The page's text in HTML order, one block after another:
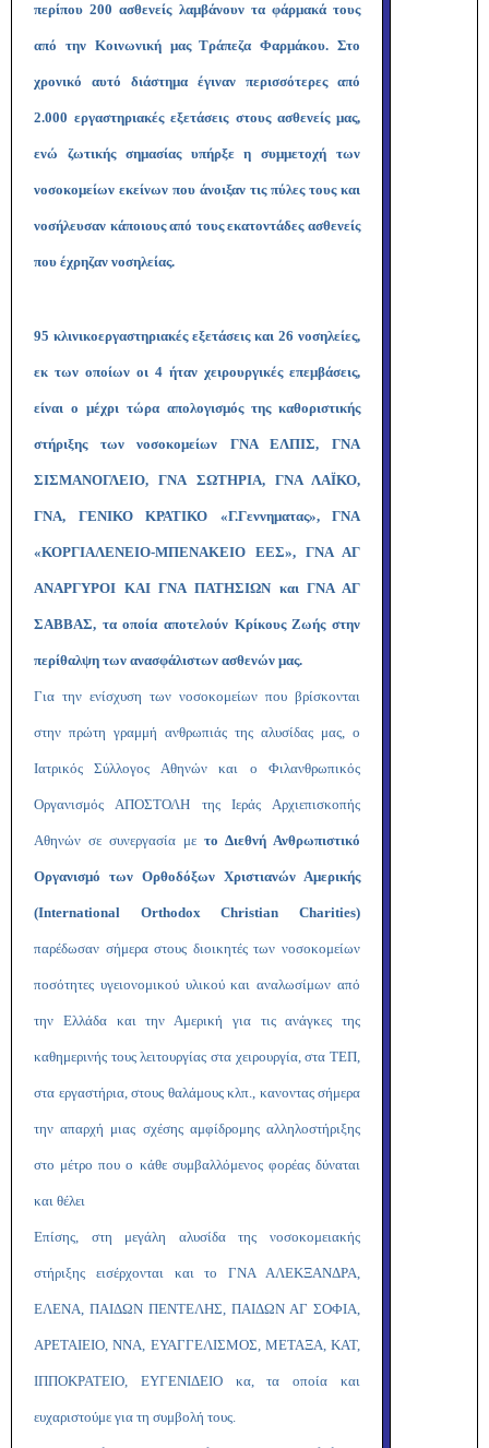
περίπου 200 ασθενείς λαμβάνουν τα φάρμακά τους
από την Κοινωνική μας Τράπεζα Φαρμάκου. Στο
χρονικό αυτό διάστημα έγιναν περισσότερες από
2.000 εργαστηριακές εξετάσεις στους ασθενείς μας,
ενώ ζωτικής σημασίας υπήρξε η συμμετοχή των
νοσοκομείων εκείνων που άνοιξαν τις πύλες τους και
νοσήλευσαν κάποιους από τους εκατοντάδες ασθενείς
που έχρηζαν νοσηλείας.
95 κλινικοεργαστηριακές εξετάσεις και 26 νοσηλείες,
εκ των οποίων οι 4 ήταν χειρουργικές επεμβάσεις,
είναι ο μέχρι τώρα απολογισμός της καθοριστικής
στήριξης των νοσοκομείων ΓΝΑ ΕΛΠΙΣ, ΓΝΑ
ΣΙΣΜΑΝΟΓΛΕΙΟ, ΓΝΑ ΣΩΤΗΡΙΑ, ΓΝΑ ΛΑΪΚΟ,
ΓΝΑ, ΓΕΝΙΚΟ ΚΡΑΤΙΚΟ «Γ.Γεννηματας», ΓΝΑ
«ΚΟΡΓΙΑΛΕΝΕΙΟ-ΜΠΕΝΑΚΕΙΟ ΕΕΣ», ΓΝΑ ΑΓ
ΑΝΑΡΓΥΡΟΙ ΚΑΙ ΓΝΑ ΠΑΤΗΣΙΩΝ και ΓΝΑ ΑΓ
ΣΑΒΒΑΣ, τα οποία αποτελούν Κρίκους Ζωής στην
περίθαλψη των ανασφάλιστων ασθενών μας.
Για την ενίσχυση των νοσοκομείων που βρίσκονται
στην πρώτη γραμμή ανθρωπιάς της αλυσίδας μας, ο
Ιατρικός Σύλλογος Αθηνών και ο Φιλανθρωπικός
Οργανισμός ΑΠΟΣΤΟΛΗ της Ιεράς Αρχιεπισκοπής
Αθηνών σε συνεργασία με το Διεθνή Ανθρωπιστικό
Οργανισμό των Ορθοδόξων Χριστιανών Αμερικής
(International Orthodox Christian Charities)
παρέδωσαν σήμερα στους διοικητές των νοσοκομείων
ποσότητες υγειονομικού υλικού και αναλωσίμων από
την Ελλάδα και την Αμερική για τις ανάγκες της
καθημερινής τους λειτουργίας στα χειρουργία, στα ΤΕΠ,
στα εργαστήρια, στους θαλάμους κλπ., κανοντας σήμερα
την απαρχή μιας σχέσης αμφίδρομης αλληλοστήριξης
στο μέτρο που ο κάθε συμβαλλόμενος φορέας δύναται
και θέλει
Επίσης, στη μεγάλη αλυσίδα της νοσοκομειακής
στήριξης εισέρχονται και το ΓΝΑ ΑΛΕΚΞΑΝΔΡΑ,
ΕΛΕΝΑ, ΠΑΙΔΩΝ ΠΕΝΤΕΛΗΣ, ΠΑΙΔΩΝ ΑΓ ΣΟΦΙΑ,
ΑΡΕΤΑΙΕΙΟ, ΝΝΑ, ΕΥΑΓΓΕΛΙΣΜΟΣ, ΜΕΤΑΞΑ, ΚΑΤ,
ΙΠΠΟΚΡΑΤΕΙΟ, ΕΥΓΕΝΙΔΕΙΟ κα, τα οποία και
ευχαριστούμε για τη συμβολή τους.